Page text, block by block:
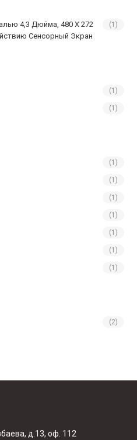
4,3 Дюйма, 480 X 272
Сенсорный Экран
(1)
(1)
(1)
(1)
(1)
(1)
(1)
(1)
(1)
(1)
(2)
д.13, оф. 112